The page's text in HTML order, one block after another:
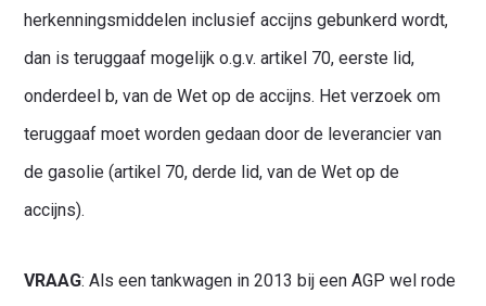
herkenningsmiddelen inclusief accijns gebunkerd wordt,
dan is teruggaaf mogelijk o.g.v. artikel 70, eerste lid,
onderdeel b, van de Wet op de accijns. Het verzoek om
teruggaaf moet worden gedaan door de leverancier van
de gasolie (artikel 70, derde lid, van de Wet op de
accijns).
VRAAG: Als een tankwagen in 2013 bij een AGP wel rode